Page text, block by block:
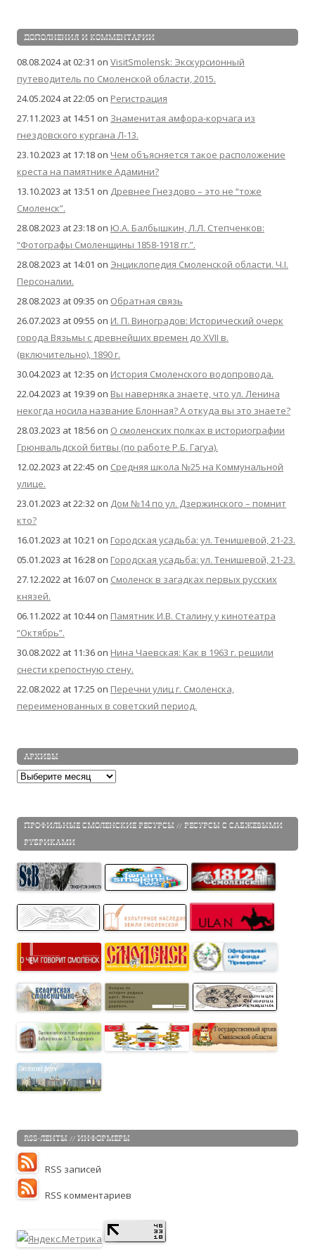
ДОПОЛНЕНИЯ И КОММЕНТАРИИ
08.08.2024 at 02:31 on VisitSmolensk: Экскурсионный
путеводитель по Смоленской области, 2015.
24.05.2024 at 22:05 on Регистрация
27.11.2023 at 14:51 on Знаменитая амфора-корчага из
гнездовского кургана Л-13.
23.10.2023 at 17:18 on Чем объясняется такое расположение
креста на памятнике Адамини?
13.10.2023 at 13:51 on Древнее Гнездово – это не “тоже
Смоленск”.
28.08.2023 at 23:18 on Ю.А. Балбышкин, Л.Л. Степченков:
“Фотографы Смоленщины 1858-1918 гг.”.
28.08.2023 at 14:01 on Энциклопедия Смоленской области. Ч.I.
Персоналии.
28.08.2023 at 09:35 on Обратная связь
26.07.2023 at 09:55 on И. П. Виноградов: Исторический очерк
города Вязьмы с древнейших времен до XVII в.
(включительно), 1890 г.
30.04.2023 at 12:35 on История Смоленского водопровода.
22.04.2023 at 19:39 on Вы наверняка знаете, что ул. Ленина
некогда носила название Блонная? А откуда вы это знаете?
28.03.2023 at 18:56 on О смоленских полках в историографии
Грюнвальдской битвы (по работе Р.Б. Гагуа).
12.02.2023 at 22:45 on Средняя школа №25 на Коммунальной
улице.
23.01.2023 at 22:32 on Дом №14 по ул. Дзержинского – помнит
кто?
16.01.2023 at 10:21 on Городская усадьба: ул. Тенишевой, 21-23.
05.01.2023 at 16:28 on Городская усадьба: ул. Тенишевой, 21-23.
27.12.2022 at 16:07 on Смоленск в загадках первых русских
князей.
06.11.2022 at 10:44on Памятник И.В. Сталину у кинотеатра
“Октябрь”.
30.08.2022 at 11:36 on Нина Чаевская: Как в 1963 г. решили
снести крепостную стену.
22.08.2022 at 17:25 on Перечни улиц г. Смоленска,
переименованных в советский период.
АРХИВЫ
Архивы
ПРОФИЛЬНЫЕ СМОЛЕНСКИЕ РЕСУРСЫ // РЕСУРСЫ С САБЖЕВЫМИ
РУБРИКАМИ
RSS-ЛЕНТЫ // ИНФОРМЕРЫ
RSS записей
RSS комментариев